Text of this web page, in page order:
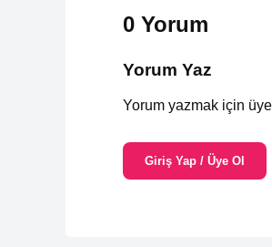
0 Yorum
Yorum Yaz
Yorum yazmak için üye
Giriş Yap / Üye Ol